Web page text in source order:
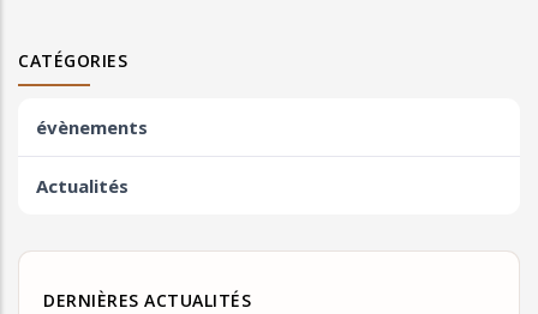
CATÉGORIES
évènements
Actualités
DERNIÈRES ACTUALITÉS